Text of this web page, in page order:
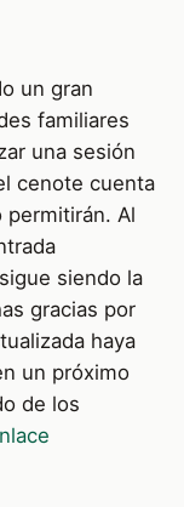
un gran
familiares
una sesión
cenote cuenta
Al
siendo la
gracias por
haya
un próximo
de los